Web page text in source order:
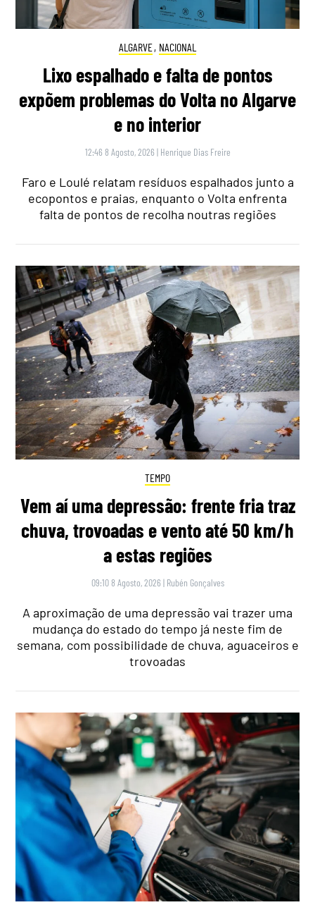
ALGARVE, NACIONAL
Lixo espalhado e falta de pontos
expõem problemas do Volta no Algarve
e no interior
12:46 8 Agosto, 2026 | Henrique Dias Freire
Faro e Loulé relatam resíduos espalhados junto a
ecopontos e praias, enquanto o Volta enfrenta
falta de pontos de recolha noutras regiões
TEMPO
Vem aí uma depressão: frente fria traz
chuva, trovoadas e vento até 50 km/h
a estas regiões
09:10 8 Agosto, 2026 | Rubén Gonçalves
A aproximação de uma depressão vai trazer uma
mudança do estado do tempo já neste fim de
semana, com possibilidade de chuva, aguaceiros e
trovoadas